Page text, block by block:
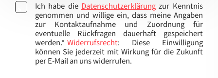
Ich habe die Datenschutzerklärungzur Kenntnis
genommen und willige ein, dass meine Angaben
zur Kontaktaufnahme und Zuordnung für
eventuelle Rückfragen dauerhaft gespeichert
werden.* Widerrufsrecht: Diese Einwilligung
können Sie jederzeit mit Wirkung für die Zukunft
per E-Mail an uns widerrufen.